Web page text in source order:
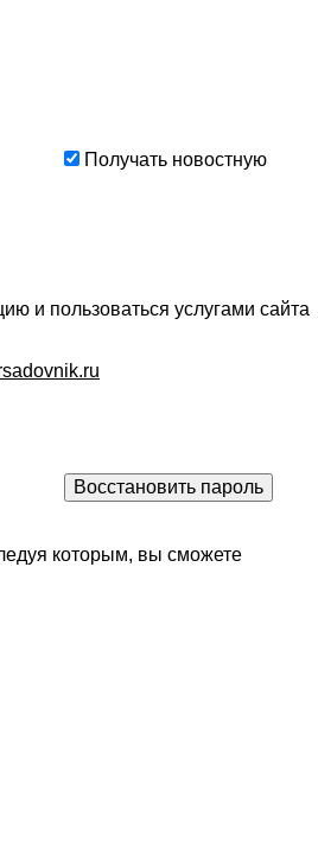
Получать новостную
и пользоваться услугами сайта
которым, вы сможете